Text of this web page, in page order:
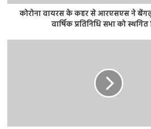
कोरोना वायरस के कहर से आरएसएस ने
वार्षिक प्रतिनिधि सभा को